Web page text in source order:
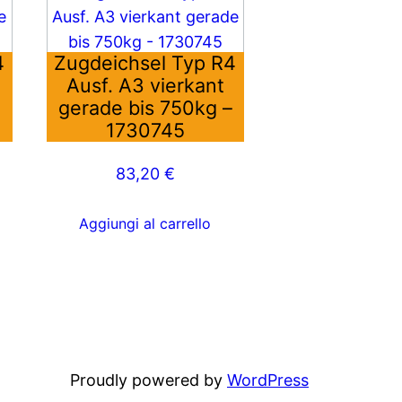
Zugdeichsel Typ R4
Ausf. A3 vierkant
gerade bis 750kg –
1730745
83,20 €
Aggiungi al carrello
Proudly powered by WordPress